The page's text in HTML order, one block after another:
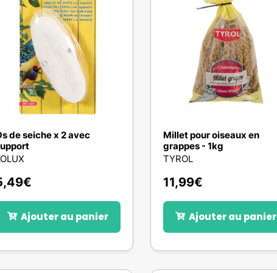
de seiche x 2 avec
€
Ajouter au panier
Millet pour oiseaux en
grappes - 1kg
TYROL
11,99€
Ajouter au panier